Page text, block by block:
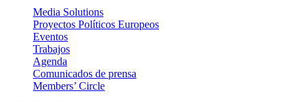
Media Solutions
Proyectos Políticos Europeos
Eventos
Trabajos
Agenda
Comunicados de prensa
Members’ Circle